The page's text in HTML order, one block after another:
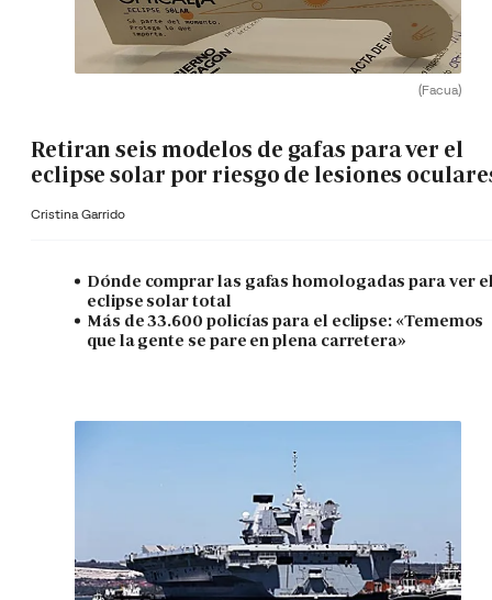
(Facua)
Retiran seis modelos de gafas para ver el
eclipse solar por riesgo de lesiones
Cristina Garrido
Dónde comprar las gafas homologadas para ver
eclipse solar total
Más de 33.600 policías para el eclipse: «Tememos
que la gente se pare en plena carretera»